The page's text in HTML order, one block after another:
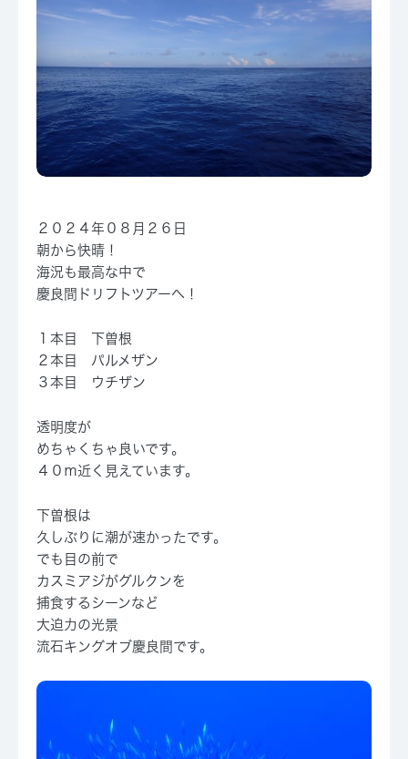
２０２４年０８月２６日
朝から快晴！
海況も最高な中で
慶良間ドリフトツアーへ！
１本目 下曽根
２本目 パルメザン
３本目 ウチザン
透明度が
めちゃくちゃ良いです。
４０ｍ近く見えています。
下曽根は
久しぶりに潮が速かったです。
でも目の前で
カスミアジがグルクンを
捕食するシーンなど
大迫力の光景
流石キングオブ慶良間です。